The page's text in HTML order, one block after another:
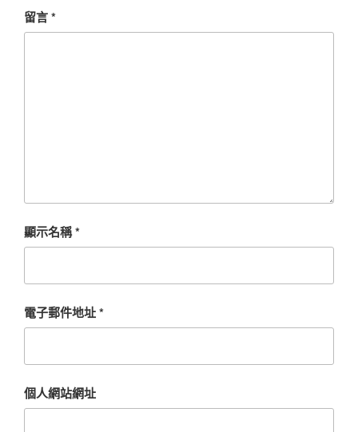
留言*
顯示名稱*
電子郵件地址*
個人網站網址